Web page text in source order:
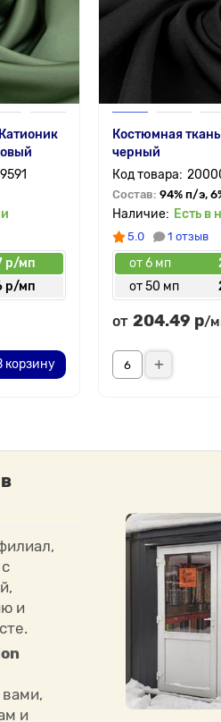
р/мп
р/мп
корзину
Костюмная
черный
Состав: 94% п/э,
Есть в
5.0 1 отзыв
от 6 мп
от 50 мп
от 204.49 р/
и
вами,
и